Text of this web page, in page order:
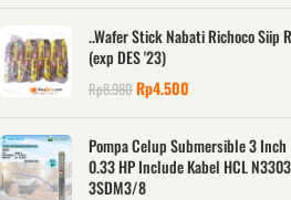
..Wafer Stick Nabati Richoco Siip
(exp DES '23)
Rp8.980Rp4.500
Pompa Celup Submersible 3 Inch
0.33 HP Include Kabel HCL N3303
3SDM3/8